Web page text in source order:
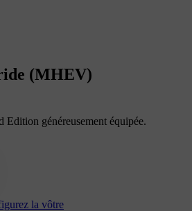
(MHEV)
la vôtre
Edition généreusement équipée.